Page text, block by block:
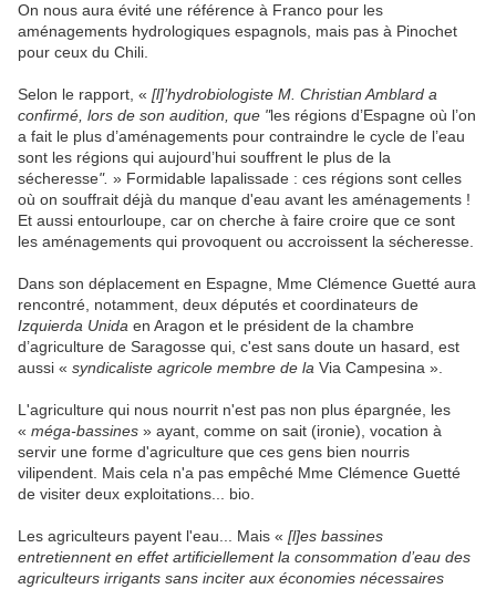
On nous aura évité une référence à Franco pour les
aménagements hydrologiques espagnols, mais pas à Pinochet
pour ceux du Chili.
Selon le rapport, « [l]’hydrobiologiste M. Christian Amblard a
confirmé, lors de son audition, que "les régions d’Espagne où l’on
a fait le plus d’aménagements pour contraindre le cycle de l’eau
sont les régions qui aujourd’hui souffrent le plus de la
sécheresse". » Formidable lapalissade : ces régions sont celles
où on souffrait déjà du manque d'eau avant les aménagements !
Et aussi entourloupe, car on cherche à faire croire que ce sont
les aménagements qui provoquent ou accroissent la sécheresse.
Dans son déplacement en Espagne, Mme Clémence Guetté aura
rencontré, notamment, deux députés et coordinateurs de
Izquierda Unida en Aragon et le président de la chambre
d’agriculture de Saragosse qui, c'est sans doute un hasard, est
aussi « syndicaliste agricole membre de la Via Campesina ».
L'agriculture qui nous nourrit n'est pas non plus épargnée, les
« méga-bassines » ayant, comme on sait (ironie), vocation à
servir une forme d'agriculture que ces gens bien nourris
vilipendent. Mais cela n'a pas empêché Mme Clémence Guetté
de visiter deux exploitations... bio.
Les agriculteurs payent l'eau... Mais « [l]es bassines
entretiennent en effet artificiellement la consommation d’eau des
agriculteurs irrigants sans inciter aux économies nécessaires